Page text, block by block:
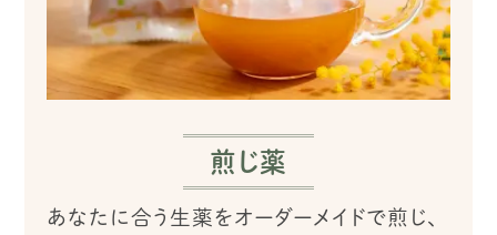
煎じ薬
あなたに合う生薬をオーダーメイドで煎じ、